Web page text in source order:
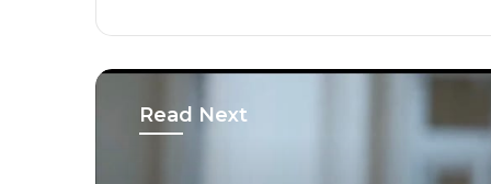
Read Next